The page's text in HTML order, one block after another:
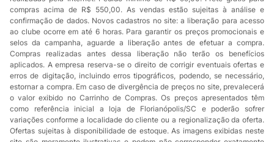
compras acima de R$ 550,00. As vendas estão sujeitas à análise e
confirmação de dados. Novos cadastros no site: a liberação para acesso
ao clube ocorre em até 6 horas. Para garantir os preços promocionais e
selos da campanha, aguarde a liberação antes de efetuar a compra.
Compras realizadas antes dessa liberação não terão os benefícios
aplicados. A empresa reserva-se o direito de corrigir eventuais ofertas e
erros de digitação, incluindo erros tipográficos, podendo, se necessário,
estornar a compra. Em caso de divergência de preços no site, prevalecerá
o valor exibido no Carrinho de Compras. Os preços apresentados têm
como referência inicial a loja de Florianópolis/SC e poderão sofrer
variações conforme a localidade do cliente ou a regionalização da oferta.
Ofertas sujeitas à disponibilidade de estoque. As imagens exibidas neste